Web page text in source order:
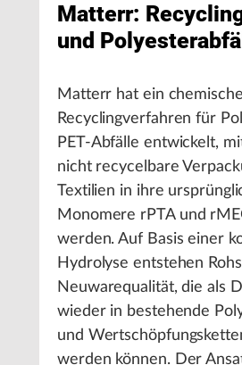
Matterr:
und
Matterr hat ein
Recyclingverfahren für
PET-Abfälle entwickelt,
nicht recycelbare
Textilien in ihre
Monomere rPTA und
werden. Auf Basis einer
Hydrolyse entstehen
Neuwarequalität, die als
wieder in bestehende
und
werden können. Der